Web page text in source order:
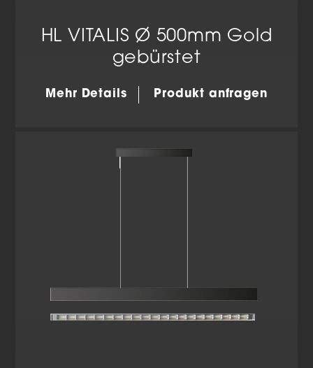
HL VITALIS Ø 500mm Gold
gebürstet
Mehr Details Produkt anfragen